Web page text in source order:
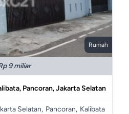
Rumah
9 miliar
Pancoran, Jakarta Selatan
Selatan, Pancoran, Kalibata